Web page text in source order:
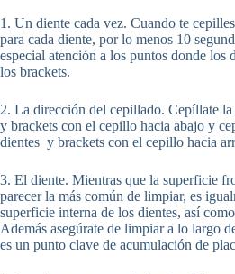
1. Un diente cada vez. Cuando te
para cada diente, por lo menos 10
especial atención a los puntos donde los
los brackets.
2. La dirección del cepillado. Cepíllate
y brackets con el cepillo hacia abajo y
dientes y brackets con el cepillo hacia
3. El diente. Mientras que la superficie
parecer la más común de limpiar, es
superficie interna de los dientes, así
Además asegúrate de limpiar a lo largo
es un punto clave de acumulación de